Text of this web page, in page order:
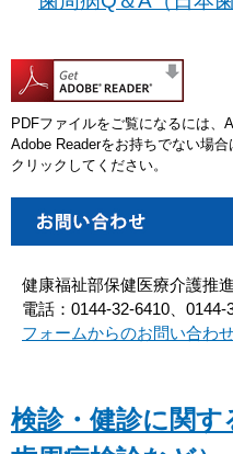
PDFファイルをご覧になるには、
Adobe Readerをお持ちでない場
クリックしてください。
健康福祉部保健医療介護推
電話：0144-32-6410、0144-
フォームからのお問い合わ
検診・健診に関す